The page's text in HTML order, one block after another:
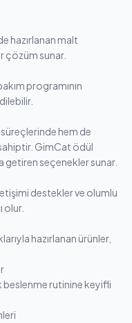
hazırlanan malt
çözüm sunar.
programının
hem de
GimCat ödül
getiren seçenekler sunar.
destekler ve olumlu
olur.
hazırlanan ürünler,
rutinine keyifli